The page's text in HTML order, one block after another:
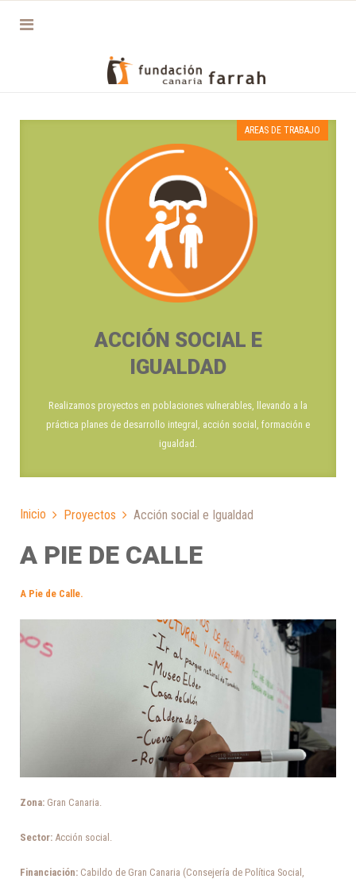
AREAS DE TRABAJO
ACCIÓN SOCIAL E
IGUALDAD
Realizamos proyectos en poblaciones vulnerables, llevando a la
práctica planes de desarrollo integral, acción social, formación e
igualdad.
Inicio Proyectos Acción social e Igualdad
A PIE DE CALLE
A Pie de Calle.
Zona: Gran Canaria.
Sector: Acción social.
Financiación: Cabildo de Gran Canaria (Consejería de Política Social,